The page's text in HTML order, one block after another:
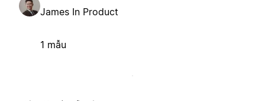
James In Product
1 mẫu